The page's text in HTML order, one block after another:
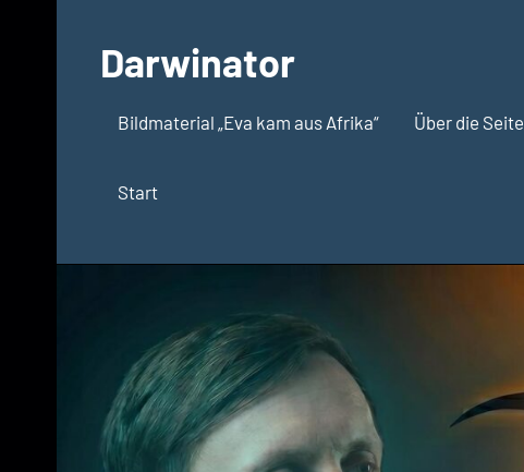
springenDarwinator
Evolutionsbiologie
Bildmaterial „Eva kam aus Afrika“ Über die Seite
Start